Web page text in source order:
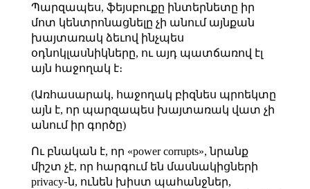
Պարզապես, ֆեյսբուքը ինտերնետը իր
մոտ կենտրոնացնելը չի անում այնքան
խայտառակ ձեւով ինչպես
օդնոկլասնիկները, ու այդ պատճառով էլ
այն հաջողակ է։
(Առհասարակ, հաջողակ բիզնես պրոեկտը
այն է, որ պարզապես խայտառակ վատ չի
անում իր գործը)
Ու բնական է, որ «power corrupts», նրանք
միշտ չէ, որ հարգում են մասնակիցների
privacy֊ն, ունեն խիստ պահանջներ,